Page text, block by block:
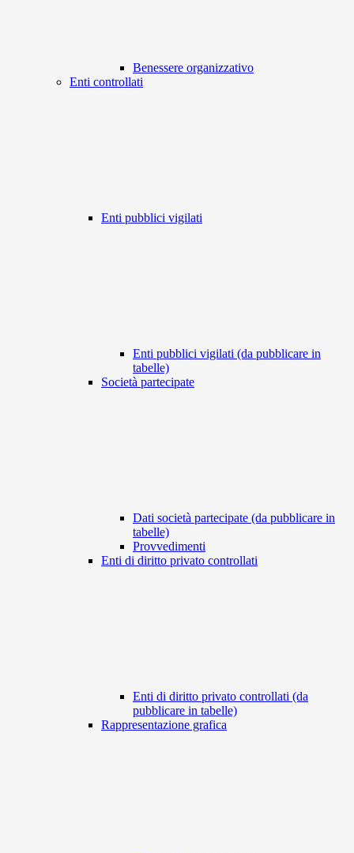
Benessere organizzativo
Enti controllati
Enti pubblici vigilati
Enti pubblici vigilati (da pubblicare in
tabelle)
Società partecipate
Dati società partecipate (da pubblicare in
tabelle)
Provvedimenti
Enti di diritto privato controllati
Enti di diritto privato controllati (da
pubblicare in tabelle)
Rappresentazione grafica